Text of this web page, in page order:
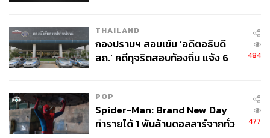
THAILAND
กองปราบฯ สอบเข้ม ‘อดีตอธิบดี
สถ.’ คดีทุจริตสอบท้องถิ่น แจ้ง 6
484
POP
Spider-Man: Brand New Day
ทำรายได้ 1 พันล้านดอลลาร์จากทั่ว
477